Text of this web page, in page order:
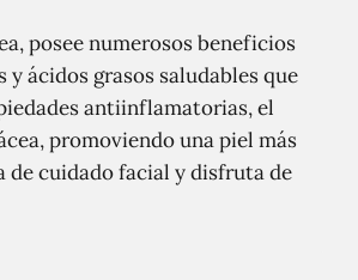
posee numerosos beneficios
ácidos grasos saludables que
antiinflamatorias, el
promoviendo una piel más
cuidado facial y disfruta de